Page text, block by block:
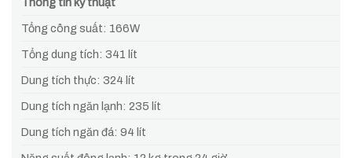
Thông tin kỹ thuật
Tổng công suất: 166W
Tổng dung tích: 341 lít
Dung tích thực: 324 lít
Dung tích ngăn lạnh: 235 lít
Dung tích ngăn đá: 94 lít